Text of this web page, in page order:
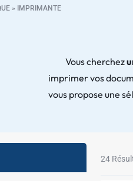
» IMPRIMANTE
Vous cherchez
imprimer vos
vous propose une
24